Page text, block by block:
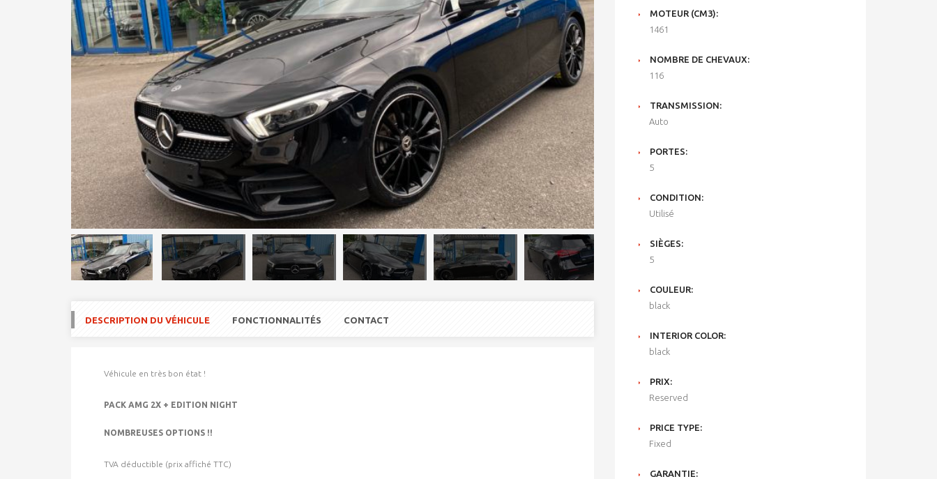
DESCRIPTION DU VÉHICULE FONCTIONNALITÉS CONTACT
Véhicule en très bon état !
PACK AMG 2X + EDITION NIGHT
NOMBREUSES OPTIONS !!
TVA déductible (prix affiché TTC)
MOTEUR (CM3):
1461
NOMBRE DE CHEVAUX:
116
TRANSMISSION:
Auto
PORTES:
5
CONDITION:
Utilisé
SIÈGES:
5
COULEUR:
black
INTERIOR COLOR:
black
PRIX:
Reserved
PRICE TYPE:
Fixed
GARANTIE: